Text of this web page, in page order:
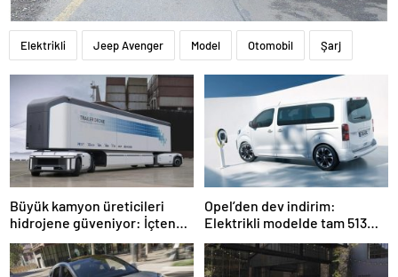
Elektrikli Jeep Avenger Model Otomobil Şarj
Büyük kamyon üreticileri
hidrojene güveniyor: İçten
yanmalı motorlar değişiyor…
Opel’den dev indirim:
Elektrikli modelde tam 513
bin TL indirim açıklandı…